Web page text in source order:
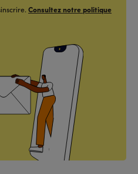
Consultez notre politique